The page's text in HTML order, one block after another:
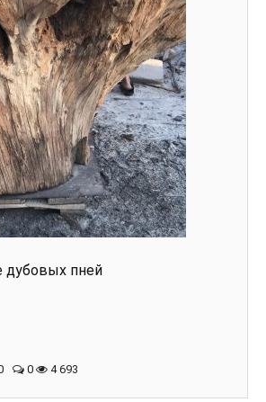
дубовых пней
0 4 693